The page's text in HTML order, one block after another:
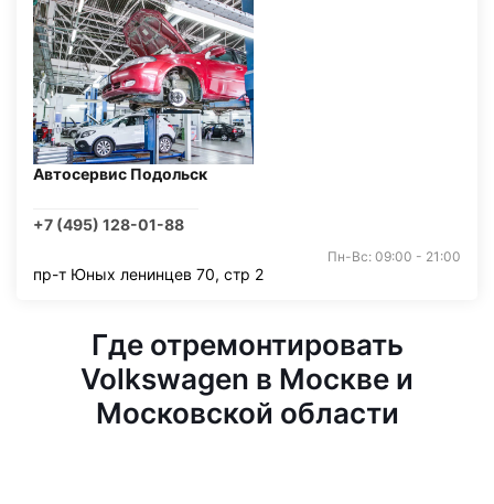
Автосервис Подольск
+7 (495) 128-01-88
Пн-Вс: 09:00 - 21:00
пр-т Юных ленинцев 70, стр 2
Где отремонтировать
Volkswagen в Москве и
Московской области